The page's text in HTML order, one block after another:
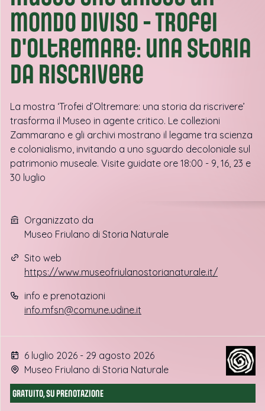
mondo diviso - Trofei
d'oltremare: una storia
da riscrivere
La mostra ‘Trofei d’Oltremare: una storia da riscrivere’
trasforma il Museo in agente critico. Le collezioni
Zammarano e gli archivi mostrano il legame tra scienza
e colonialismo, invitando a uno sguardo decoloniale sul
patrimonio museale. Visite guidate ore 18:00 - 9, 16, 23 e
30 luglio
Organizzato da
Museo Friulano di Storia Naturale
Sito web
https://www.museofriulanostorianaturale.it/
info e prenotazioni
info.mfsn@comune.udine.it
6 luglio 2026 - 29 agosto 2026
Museo Friulano di Storia Naturale
GRATUITO, SU PRENOTAZIONE